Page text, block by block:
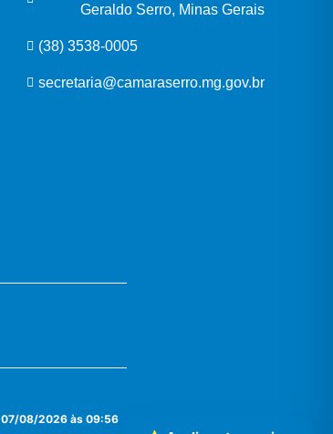
Geraldo Serro, Minas Gerais
(38) 3538-0005
secretaria@camaraserro.mg.gov.br
07/08/2026 às 09:56